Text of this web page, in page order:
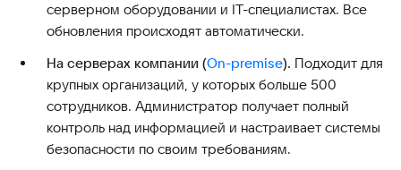
серверном оборудовании и IT-специалистах. Все
обновления происходят автоматически.
На серверах компании (On-premise). Подходит для
крупных организаций, у которых больше 500
сотрудников. Администратор получает полный
контроль над информацией и настраивает системы
безопасности по своим требованиям.